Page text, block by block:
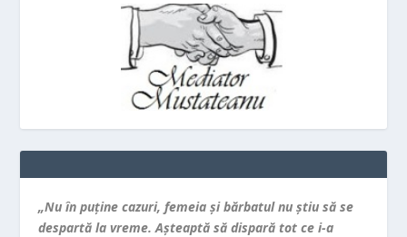
„Nu în puţine cazuri, femeia şi bărbatul nu ştiu să se
despartă la vreme. Aşteaptă să dispară tot ce i-a